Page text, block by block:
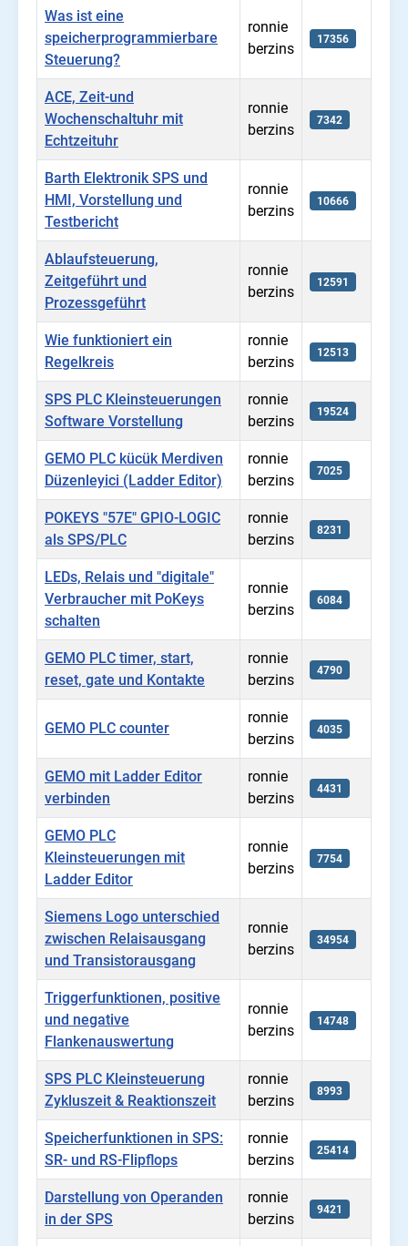
Was ist eine
speicherprogrammierbare
Steuerung?
ronnie
berzins
17356
ACE, Zeit-und
Wochenschaltuhr mit
Echtzeituhr
ronnie
berzins
7342
Barth Elektronik SPS und
HMI, Vorstellung und
Testbericht
ronnie
berzins
10666
Ablaufsteuerung,
Zeitgeführt und
Prozessgeführt
ronnie
berzins
12591
Wie funktioniert ein
Regelkreis
ronnie
berzins
12513
SPS PLC Kleinsteuerungen
Software Vorstellung
ronnie
berzins
19524
GEMO PLC kücük Merdiven
Düzenleyici (Ladder Editor)
ronnie
berzins
7025
POKEYS "57E" GPIO-LOGIC
als SPS/PLC
ronnie
berzins
8231
LEDs, Relais und "digitale"
Verbraucher mit PoKeys
schalten
ronnie
berzins
6084
GEMO PLC timer, start,
reset, gate und Kontakte
ronnie
berzins
4790
GEMO PLC counter
ronnie
berzins
4035
GEMO mit Ladder Editor
verbinden
ronnie
berzins
4431
GEMO PLC
Kleinsteuerungen mit
Ladder Editor
ronnie
berzins
7754
Siemens Logo unterschied
zwischen Relaisausgang
und Transistorausgang
ronnie
berzins
34954
Triggerfunktionen, positive
und negative
Flankenauswertung
ronnie
berzins
14748
SPS PLC Kleinsteuerung
Zykluszeit & Reaktionszeit
ronnie
berzins
8993
Speicherfunktionen in SPS:
SR- und RS-Flipflops
ronnie
berzins
25414
Darstellung von Operanden
in der SPS
ronnie
berzins
9421